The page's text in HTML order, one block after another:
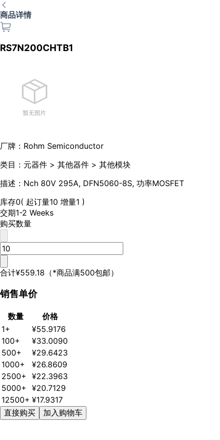
商品详情
RS7N200CHTB1
厂牌： Rohm Semiconductor
类目： 元器件 > 其他器件 > 其他模块
描述： Nch 80V 295A, DFN5060-8S, 功率MOSFET
库存0( 起订量10 增量1 )
交期1-2 Weeks
购买数量
合计¥559.18 （*商品满500包邮）
销售单价
数量
价格
1+
¥55.9176
100+
¥33.0090
500+
¥29.6423
1000+
¥26.8609
2500+
¥22.3963
5000+
¥20.7129
12500+ ¥17.9317
直接购买
加入购物车